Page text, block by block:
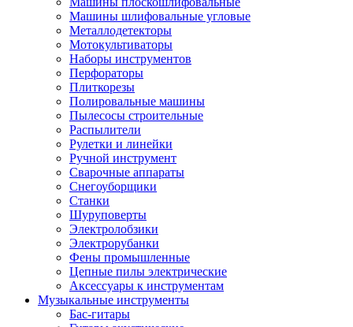
Машины шлифовальные угловые
Металлодетекторы
Мотокультиваторы
Наборы инструментов
Перфораторы
Плиткорезы
Полировальные машины
Пылесосы строительные
Распылители
Рулетки и линейки
Ручной инструмент
Сварочные аппараты
Снегоуборщики
Станки
Шуруповерты
Электролобзики
Электрорубанки
Фены промышленные
Цепные пилы электрические
Аксессуары к инструментам
Музыкальные инструменты
Бас-гитары